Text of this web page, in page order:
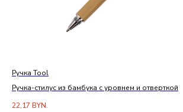
Ручка Tool
Ручка-стилус из бамбука с уровнем и отверткой
22,17 BYN.